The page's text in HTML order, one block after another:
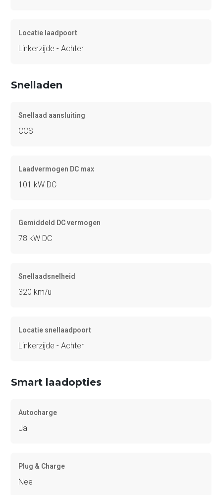
Locatie laadpoort
Linkerzijde - Achter
Snelladen
Snellaad aansluiting
CCS
Laadvermogen DC max
101 kW DC
Gemiddeld DC vermogen
78 kW DC
Snellaadsnelheid
320 km/u
Locatie snellaadpoort
Linkerzijde - Achter
Smart laadopties
Autocharge
Ja
Plug & Charge
Nee